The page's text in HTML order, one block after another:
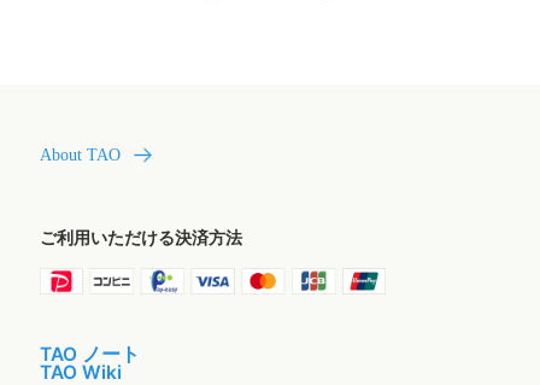
About TAO
ご利用いただける決済方法
TAO ノート
TAO Wiki